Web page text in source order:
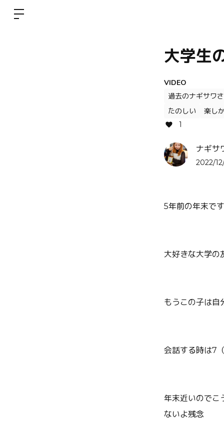
大学生
VIDEO
過去のナギサワ
たのしい
楽し
1
ナギサ
2022/
5年前の年末です
大好きな大学の
もうこの子は自
会話する時は7
年末近いのでこ
ないよ残念